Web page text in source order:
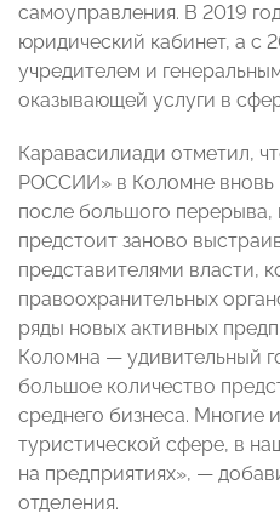
самоуправления. В 2019
юридический кабинет, а с
учредителем и
оказывающей услуги в
Каравасилиади отметил,
РОССИИ» в Коломне вновь
после большого
предстоит заново
представителями власти,
правоохранительных
ряды новых активных
Коломна — удивительный
большое количество
среднего бизнеса. Многие
туристической сфере, в
на предприятиях», —
отделения.